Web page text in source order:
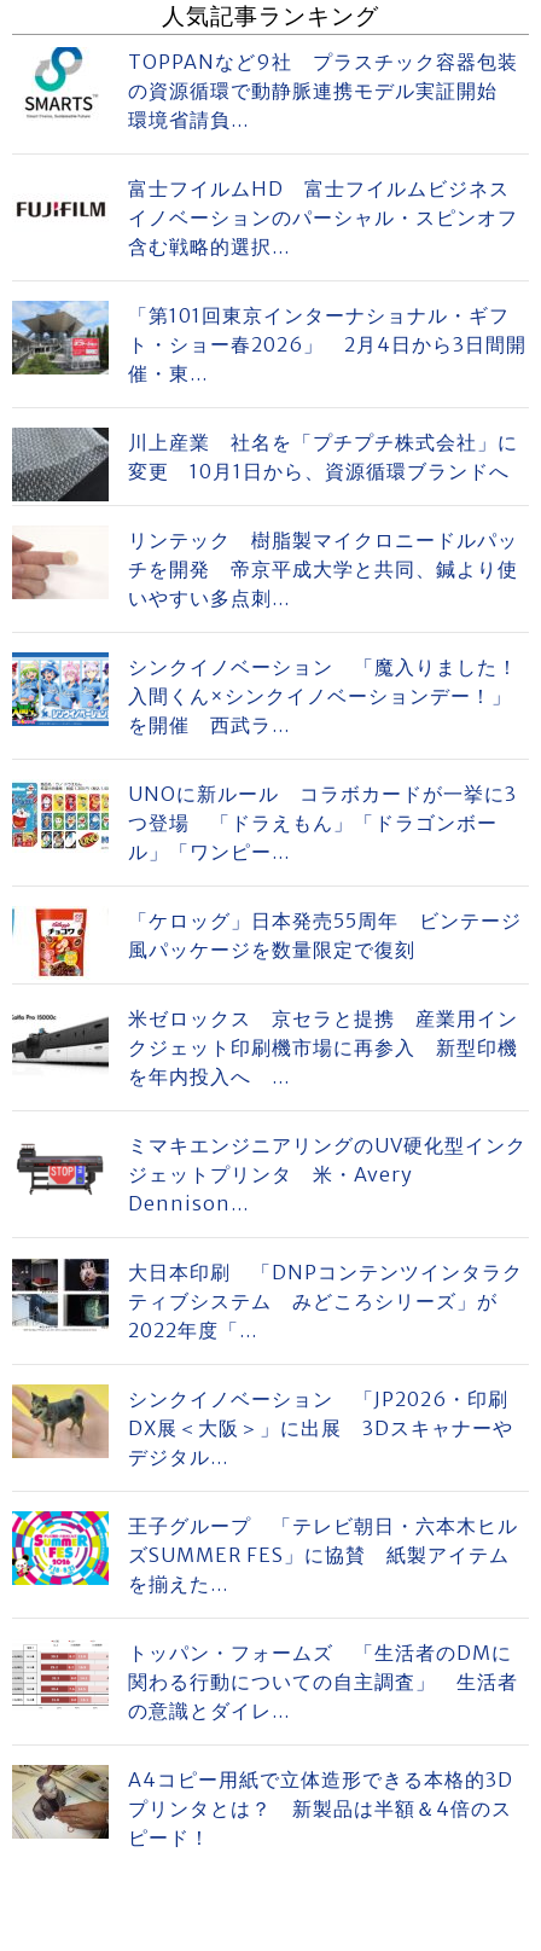
人気記事ランキング
TOPPANなど9社 プラスチック容器包装
の資源循環で動静脈連携モデル実証開始
環境省請負...
富士フイルムHD 富士フイルムビジネス
イノベーションのパーシャル・スピンオフ
含む戦略的選択...
「第101回東京インターナショナル・ギフ
ト・ショー春2026」 2月4日から3日間開
催・東...
川上産業 社名を「プチプチ株式会社」に
変更 10月1日から、資源循環ブランドへ
リンテック 樹脂製マイクロニードルパッ
チを開発 帝京平成大学と共同、鍼より使
いやすい多点刺...
シンクイノベーション 「魔入りました！
入間くん×シンクイノベーションデー！」
を開催 西武ラ...
UNOに新ルール コラボカードが一挙に3
つ登場 「ドラえもん」「ドラゴンボー
ル」「ワンピー...
「ケロッグ」日本発売55周年 ビンテージ
風パッケージを数量限定で復刻
米ゼロックス 京セラと提携 産業用イン
クジェット印刷機市場に再参入 新型印機
を年内投入へ ...
ミマキエンジニアリングのUV硬化型インク
ジェットプリンタ 米・Avery
Dennison...
大日本印刷 「DNPコンテンツインタラク
ティブシステム みどころシリーズ」が
2022年度「...
シンクイノベーション 「JP2026・印刷
DX展＜大阪＞」に出展 3Dスキャナーや
デジタル...
王子グループ 「テレビ朝日・六本木ヒル
ズSUMMER FES」に協賛 紙製アイテム
を揃えた...
トッパン・フォームズ 「生活者のDMに
関わる行動についての自主調査」 生活者
の意識とダイレ...
A4コピー用紙で立体造形できる本格的3D
プリンタとは？ 新製品は半額＆4倍のス
ピード！